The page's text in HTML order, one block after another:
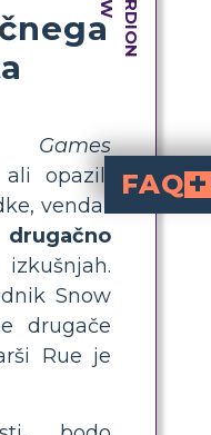
Games
opazili
vendar
drugačno
Snow
drugače
Rue je
FAQ